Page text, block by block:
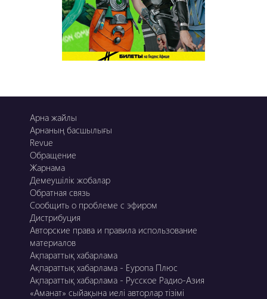
Арна жайлы
Арнаның басшылығы
Revue
Обращение
Жарнама
Демеушілік жобалар
Обратная связь
Сообщить о проблеме с эфиром
Дистрибуция
Авторские права и правила использование
материалов
Ақпараттық хабарлама
Ақпараттық хабарлама - Еуропа Плюс
Ақпараттық хабарлама - Русское Радио-Азия
«Аманат» сыйақына иелі авторлар тізімі